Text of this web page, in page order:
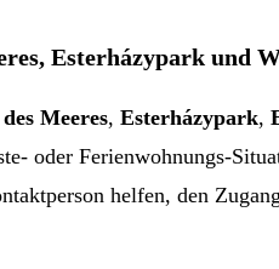
Esterházypark und
Meeres, Esterházypark,
oder Ferienwohnungs-
helfen, den